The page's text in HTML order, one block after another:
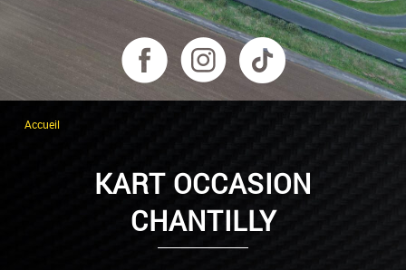
Accueil
KART OCCASION
CHANTILLY